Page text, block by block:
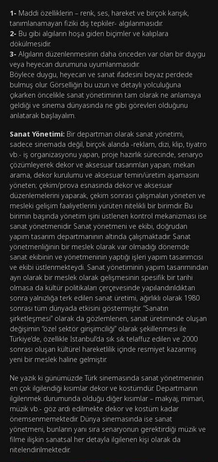
1- Maddi özelliklerin – renk, ses, hareket ve birçok karışık,
tanımlanamayan fiziki dış tepkiler- algılanmasıdır.
2- Bu gibi algıların hoşa giden biçimler ve kalıplara
dökülmesidir.
3- Algıların düzenlenmesinin daha önceden var olan bir duygu
veya heyecan durumuna uyumlanmasıdır.
Böylece duygu, heyecan ve sanat ifadesini beyaz perdede
bulmuş olur. Görselliğin bu uzun ve detaylı yolculuğuna
çıkarken öncelikle sanat yönetiminin tam olarak ne anlamaya
geldiği ve sinema dünyasında ne gibi görevleri olduğunu
anlatarak başlayalım.
Sanat Yönetimi: Bir departman olarak sanat yönetimi,
sadece sinemada değil, birçok alanda -reklam, dizi, klip, tiyatro
vb.- iş organizasyonu yapan, proje hazırlık sürecinde, senaryo
çözümleyerek dekor ve aksesuar tasarımları yapan; mekan
arama, dekor kurulumu ve aksesuar temin/üretim aşamasını
yöneten; çekim/prova esnasında dekor ve aksesuar
düzenlemelerini yaparak, çekim sonrası çalışmaları yöneten ve
mesleki gelişim faaliyetlerini yürüten nitelikli bir birimdir. Bu
birimin başında yönetim işini üstlenen kontrol mekanizması ise
sanat yönetmenidir. Sanat yönetmeni ve ekibi, doğrudan
yapım tasarım departmanının altında çalışmaktadır. Sanat
yönetmenliğinin bir meslek olarak var olmadığı dönemde
sanat ekibinin ve yönetmeninin yaptığı işleri yapım tasarımcısı
ve ekibi üstlenmekteydi. Sanat yönetiminin yapım tasarımından
ayrı olarak bir meslek olarak gelişmesinin spesifik bir tarihi
olmasa da kültür politikaları çerçevesinde yapılandırıldıktan
sonra yalnızlığa terk edilen sanat üretimi, ağırlıklı olarak 1980
sonrası tüm dünyada etkisini göstermiştir. “Sanatın
şirketleşmesi” olarak da gözlemlenen, sanat üretiminde oluşan
değişimin “özel sektör girişimciliği” olarak şekillenmesi ile
Türkiye’de, özellikle İstanbul’da sık sık telaffuz edilen ve 2000
sonrası oluşan kültürel hareketlilik içinde resmiyet kazanmış
yeni bir meslek haline gelmiştir.
Ne yazık ki günümüzde Türk sinemasında sanat yönetmeninin
en çok ilgilendiği kısımlar dekor ve kostümdür. Departmanın
ilgilenmek durumunda olduğu diğer kısımlar – makyaj, mimari,
müzik vb.- göz ardı edilmekte dekor ve kostüm kadar
önemsenmemektedir. Dünya sinemasında ise sanat
yönetmeni, bunların yanı sıra senaryonun gerektirdiği müzik ve
filme ilişkin sanatsal her detayla ilgilenen kişi olarak da
nitelendirilmektedir.